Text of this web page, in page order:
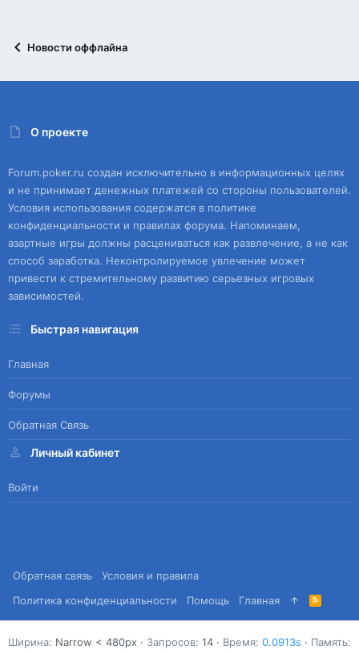
Новости оффлайна
О проекте
Forum.poker.ru создан исключительно в информационных целях
и не принимает денежных платежей со стороны пользователей.
Условия использования содержатся в политике
конфиденциальности и правилах форума. Напоминаем,
азартные игры должны расцениваться как развлечение, а не как
способ заработка. Неконтролируемое увлечение может
привести к стремительному развитию серьезных игровых
зависимостей.
Быстрая навигация
Главная
Форумы
Обратная Связь
Личный кабинет
Войти
Обратная связь
Условия и правила
Политика конфиденциальности
Помощь Главная
R
S
S
Ширина Запросов 14 Время 0.0913s
Память